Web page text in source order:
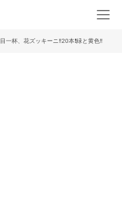
目一杯、花ズッキーニ‼️20本❗️緑と黄色‼️